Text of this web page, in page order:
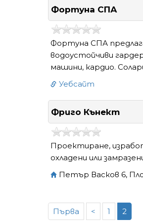
Фортуна СПА
Фортуна СПА
водоустойчиви
машини, кардио.
Уебсайт
Фриго Кънект
Проектиране,
охладени или
Петър Васков 6,
Първа < 1 2